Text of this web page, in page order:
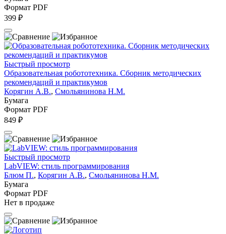
Формат PDF
399 ₽
Быстрый просмотр
Образовательная робототехника. Сборник методических
рекомендаций и практикумов
Корягин А.В., Смольянинова Н.М.
Бумага
Формат PDF
849 ₽
Быстрый просмотр
LabVIEW: стиль программирования
Блюм П., Корягин А.В., Смольянинова Н.М.
Бумага
Формат PDF
Нет в продаже